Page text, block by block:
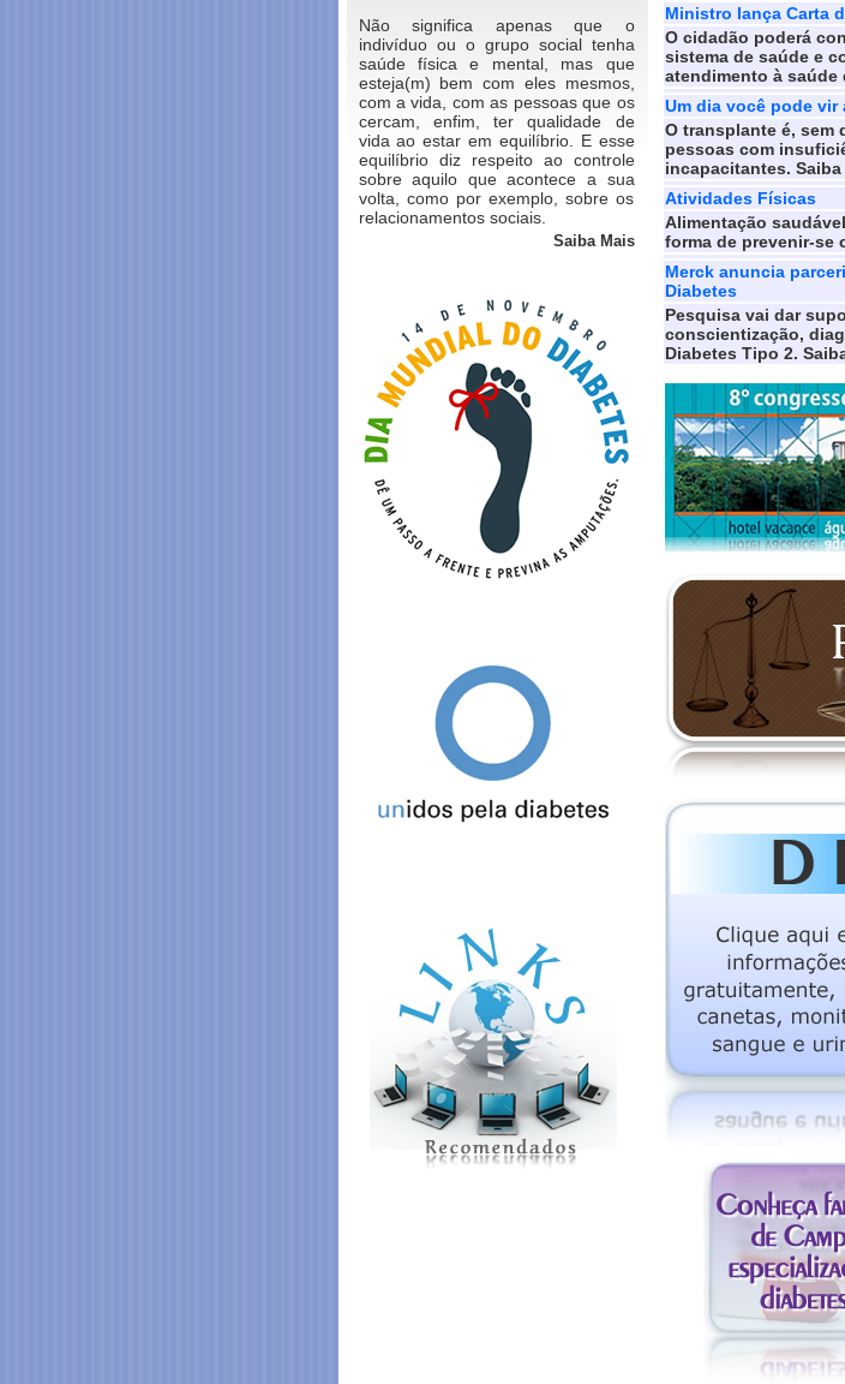
Não significa apenas que o
indivíduo ou o grupo social tenha
saúde física e mental, mas que
esteja(m) bem com eles mesmos,
com a vida, com as pessoas que os
cercam, enfim, ter qualidade de
vida ao estar em equilíbrio. E esse
equilíbrio diz respeito ao controle
sobre aquilo que acontece a sua
volta, como por exemplo, sobre os
relacionamentos sociais.
Saiba Mais
Ministro lança Carta
O cidadão poderá
sistema de saúde e
atendimento à saúde
Um dia você pode vir
O transplante é, sem
pessoas com
incapacitantes. Saiba
Atividades Físicas
Alimentação
forma de prevenir-se
Merck anuncia
Diabetes
Pesquisa vai dar
conscientização,
Diabetes Tipo 2.